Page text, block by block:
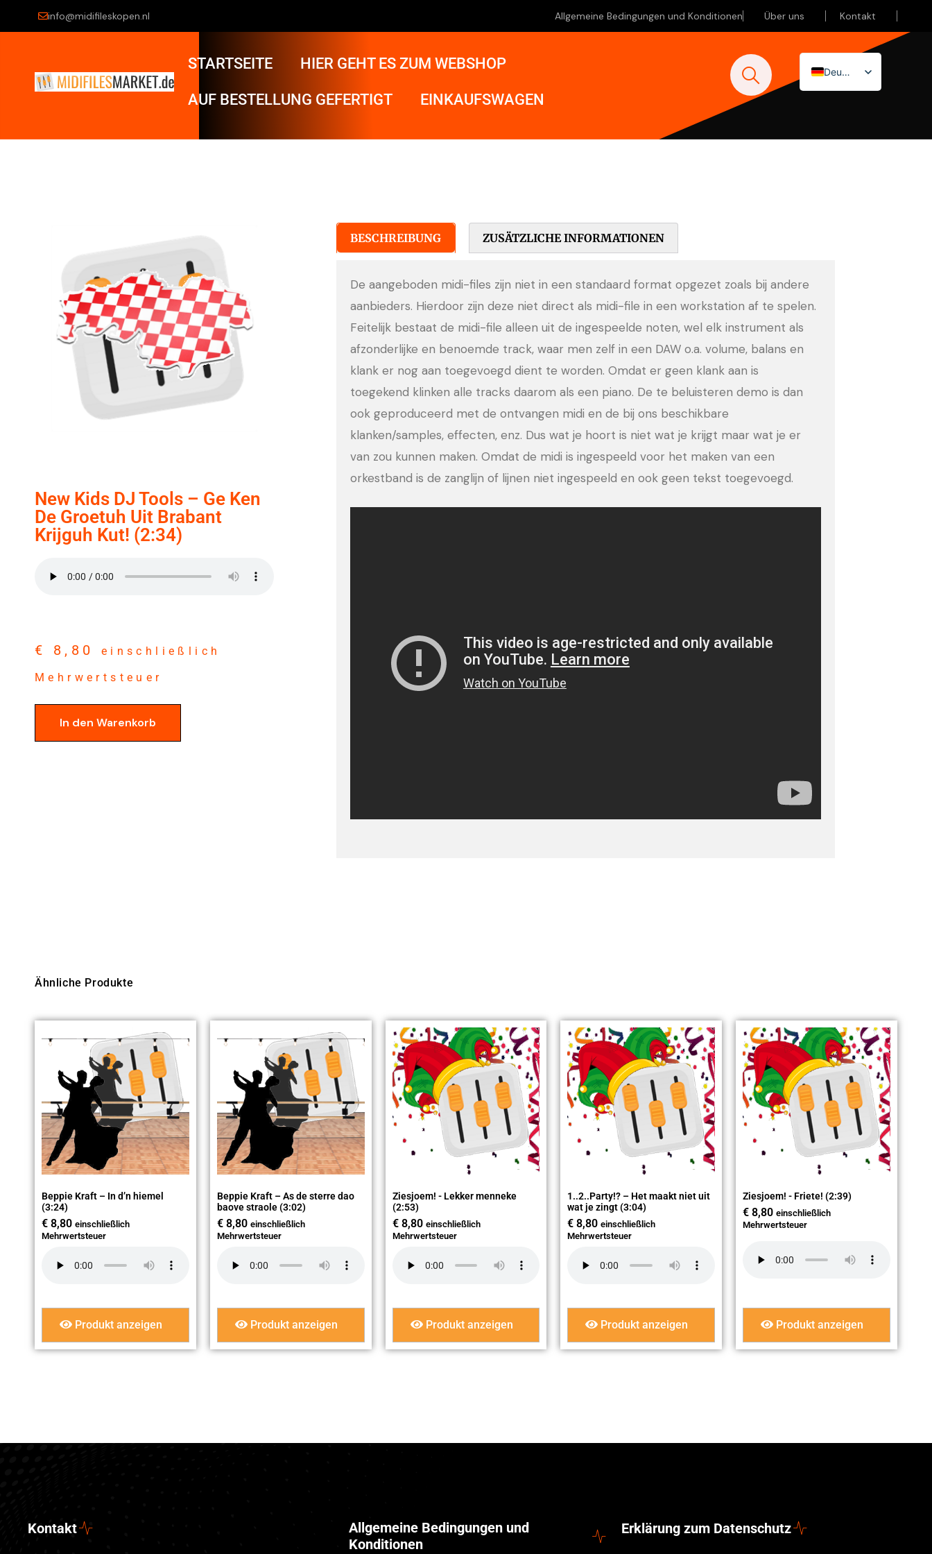
info@midifileskopen.nl Allgemeine Bedingungen und Konditionen Über uns Kontakt
STARTSEITE HIER GEHT ES ZUM WEBSHOP
AUF BESTELLUNG GEFERTIGT EINKAUFSWAGEN
Deutsch
Nederlands
New Kids DJ Tools – Ge Ken
De Groetuh Uit Brabant
Krijguh Kut! (2:34)
€ 8,80
einschließlich
Mehrwertsteuer
In den Warenkorb
BESCHREIBUNG ZUSÄTZLICHE INFORMATIONEN
De aangeboden midi-files zijn niet in een standaard format opgezet zoals bij andere
aanbieders. Hierdoor zijn deze niet direct als midi-file in een workstation af te spelen.
Feitelijk bestaat de midi-file alleen uit de ingespeelde noten, wel elk instrument als
afzonderlijke en benoemde track, waar men zelf in een DAW o.a. volume, balans en
klank er nog aan toegevoegd dient te worden. Omdat er geen klank aan is
toegekend klinken alle tracks daarom als een piano. De te beluisteren demo is dan
ook geproduceerd met de ontvangen midi en de bij ons beschikbare
klanken/samples, effecten, enz. Dus wat je hoort is niet wat je krijgt maar wat je er
van zou kunnen maken. Omdat de midi is ingespeeld voor het maken van een
orkestband is de zanglijn of lijnen niet ingespeeld en ook geen tekst toegevoegd.
Ähnliche Produkte
Beppie Kraft – In d’n hiemel
(3:24)
€ 8,80 einschließlich
Mehrwertsteuer
Produkt anzeigen
Beppie Kraft – As de sterre dao
baove straole (3:02)
€8,80 einschließlich
Mehrwertsteuer
Produkt anzeigen
Ziesjoem! - Lekker menneke
(2:53)
€8,80 einschließlich
Mehrwertsteuer
Produkt anzeigen
1..2..Party!? – Het maakt niet uit
wat je zingt (3:04)
€ 8,80 einschließlich
Mehrwertsteuer
Produkt anzeigen
Ziesjoem! - Friete! (2:39)
€ 8,80 einschließlich
Mehrwertsteuer
Produkt anzeigen
Kontakt
Allgemeine Bedingungen und
Konditionen
Erklärung zum Datenschutz